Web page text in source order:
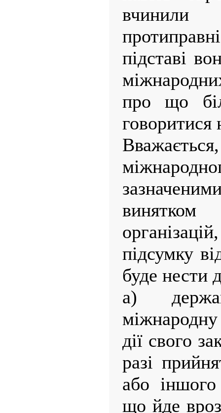
підставі
про що
говоритися
підсумку
буде нести
а)
міжнародну
дії свого
разі
або
що йде